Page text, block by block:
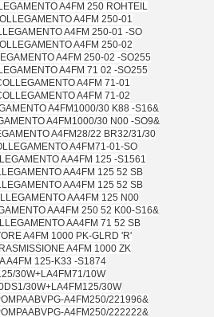
A4FM 250 ROHTEIL
A4FM 250-01
A4FM 250-01 -SO
A4FM 250-02
A4FM 250-02 -SO255
A4FM 71 02 -SO255
A4FM 71-01
A4FM 71-02
A4FM1000/30 K88 -S16&
A4FM1000/30 N00 -SO9&
A4FM28/22 BR32/31/30
A4FM71-01-SO
AA4FM 125 -S1561
AA4FM 125 52 SB
AA4FM 125 52 SB
AA4FM 125 N00
AA4FM 250 52 K00-S16&
AA4FM 71 52 SB
A4FM 1000 PK-GLRD 'R'
A4FM 1000 ZK
A4FM 125-K33 -S1874
30W+LA4FM71/10W
30W+LA4FM125/30W
A4FM250/221996&
A4FM250/222222&